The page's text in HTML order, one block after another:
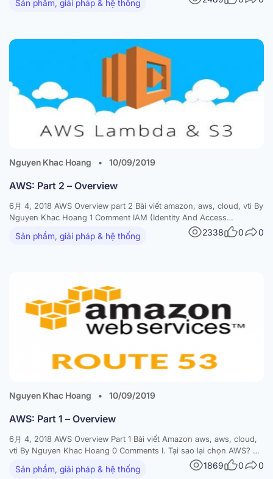
chạy các resource AWS trong mạng ảo do mình tự…
Sản phẩm, giải pháp & hệ thống
Nguyen Khac Hoang • 10/09/2019
AWS: Part 2 – Overview
6月 4, 2018 AWS Overview part 2 Bài viết amazon, aws, cloud, vti By
Nguyen Khac Hoang 1 Comment IAM (Identity And Access
Management) IAM là 1 service của Amazon dùng quản lý và phân
quyền cho use. – Có 2 loại account có thể sử dụng trong aws –…
Sản phẩm, giải pháp & hệ thống 2338 0 0
Nguyen Khac Hoang • 10/09/2019
AWS: Part 1 – Overview
6月 4, 2018 AWS Overview Part 1 Bài viết Amazon aws, aws, cloud,
vti By Nguyen Khac Hoang 0 Comments I. Tại sao lại chọn AWS? Có
rất nhiều các nhà cung ứng dịch vụ trên mây, và các nhà cung ứng
này cũng có những điểm mạnh điểm yếu…
Sản phẩm, giải pháp & hệ thống 1869 0 0